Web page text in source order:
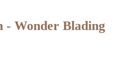
- Wonder Blading